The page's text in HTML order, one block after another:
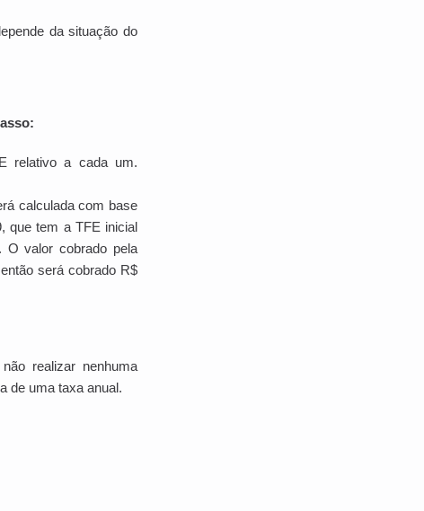
da situação do
relativo a cada um.
calculada com base
que tem a TFE inicial
O valor cobrado pela
será cobrado R$
realizar nenhuma
de uma taxa anual.